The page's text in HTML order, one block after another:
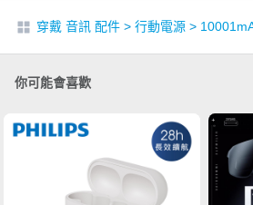
穿戴 音訊 配件 > 行動電源 >
你可能會喜歡